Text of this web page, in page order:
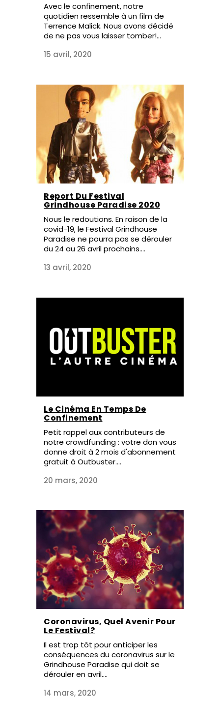
Avec le confinement, notre
quotidien ressemble à un film de
Terrence Malick. Nous avons décidé
de ne pas vous laisser tomber!...
15 avril, 2020
Report Du Festival
Grindhouse Paradise 2020
Nous le redoutions. En raison de la
covid-19, le Festival Grindhouse
Paradise ne pourra pas se dérouler
du 24 au 26 avril prochains....
13 avril, 2020
Le Cinéma En Temps De
Confinement
Petit rappel aux contributeurs de
notre crowdfunding : votre don vous
donne droit à 2 mois d'abonnement
gratuit à Outbuster....
20 mars, 2020
Coronavirus, Quel Avenir Pour
Le Festival?
Il est trop tôt pour anticiper les
conséquences du coronavirus sur le
Grindhouse Paradise qui doit se
dérouler en avril....
14 mars, 2020